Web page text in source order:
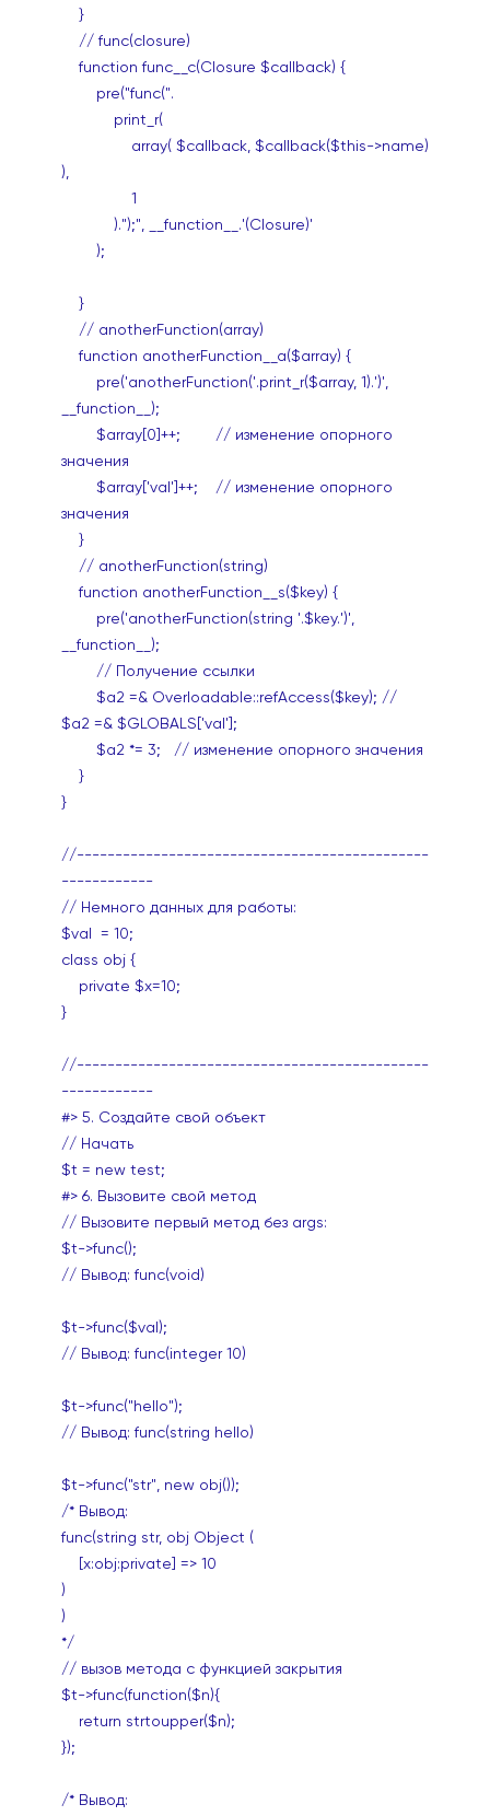
}
// func(closure)
function func__c(Closure $callback) {
pre("func(".
print_r(
array( $callback, $callback($this->name)
),
1
).");", __function__.'(Closure)'
);
}
// anotherFunction(array)
function anotherFunction__a($array) {
pre('anotherFunction('.print_r($array, 1).')',
__function__);
$array[0]++; // изменение опорного
значения
$array['val']++; // изменение опорного
значения
}
// anotherFunction(string)
function anotherFunction__s($key) {
pre('anotherFunction(string '.$key.')',
__function__);
// Получение ссылки
$a2 =& Overloadable::refAccess($key); //
$a2 =& $GLOBALS['val'];
$a2 *= 3; // изменение опорного значения
}
}
//----------------------------------------------
------------
// Немного данных для работы:
$val = 10;
class obj {
private $x=10;
}
//----------------------------------------------
------------
#> 5. Создайте свой объект
// Начать
$t = new test;
#> 6. Вызовите свой метод
// Вызовите первый метод без args:
$t->func();
// Вывод: func(void)
$t->func($val);
// Вывод: func(integer 10)
$t->func("hello");
// Вывод: func(string hello)
$t->func("str", new obj());
/* Вывод:
func(string str, obj Object (
[x:obj:private] => 10
)
)
*/
// вызов метода с функцией закрытия
$t->func(function($n){
return strtoupper($n);
});
/* Вывод: